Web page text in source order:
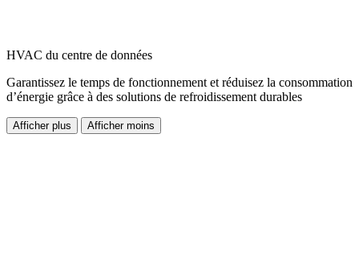
HVAC du centre de données
Garantissez le temps de fonctionnement et réduisez la consommation
d’énergie grâce à des solutions de refroidissement durables
Afficher plus Afficher moins